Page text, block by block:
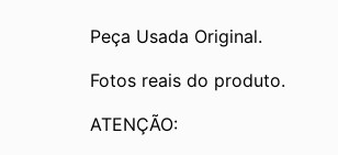
Peça Usada Original.
Fotos reais do produto.
ATENÇÃO: